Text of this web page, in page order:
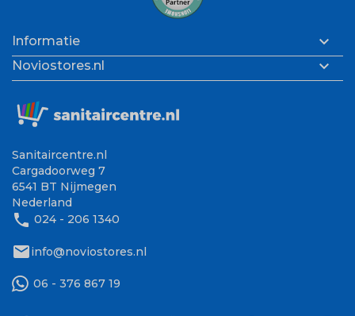
Informatie 
Noviostores.nl 
Sanitaircentre.nl
Cargadoorweg 7
6541 BT Nijmegen
Nederland
phone 024 - 206 1340
mailinfo@noviostores.nl
06 - 376 867 19